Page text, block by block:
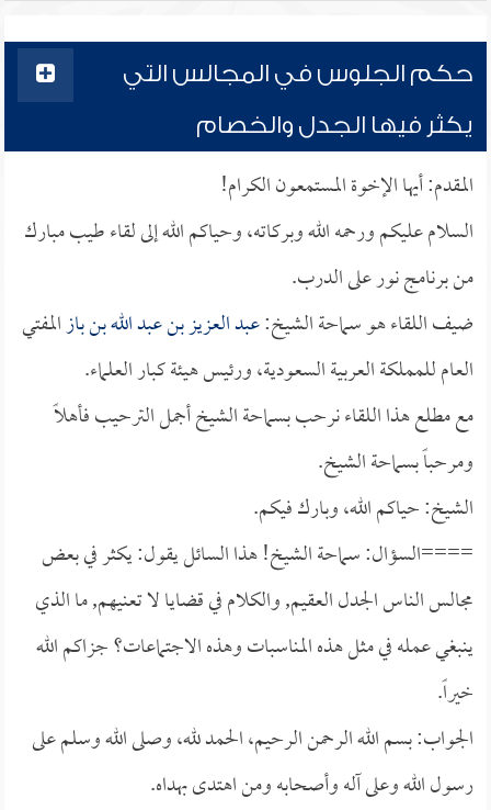
حكم الجلوس في المجالس التي
يكثر فيها الجدل والخصام
المقدم: أيها الإخوة المستمعون الكرام!
السلام عليكم ورحمه الله وبركاته، وحياكم الله إلى لقاء طيب مبارك
من برنامج نور على الدرب.
ضيف اللقاء هو سماحة الشيخ:عبد العزيز بن عبد الله بن بازالمفتي
العام للمملكة العربية السعودية، ورئيس هيئة كبار العلماء.
مع مطلع هذا اللقاء نرحب بسماحة الشيخ أجمل الترحيب فأهلاً
ومرحباً بسماحة الشيخ.
الشيخ: حياكم الله، وبارك فيكم.
====السؤال: سماحة الشيخ! هذا السائل يقول: يكثر في بعض
مجالس الناس الجدل العقيم, والكلام في قضايا لا تعنيهم, ما الذي
ينبغي عمله في مثل هذه المناسبات وهذه الاجتماعات؟ جزاكم الله
خيراً.
الجواب: بسم الله الرحمن الرحيم، الحمد لله، وصلى الله وسلم على
رسول الله وعلى آله وأصحابه ومن اهتدى بهداه.